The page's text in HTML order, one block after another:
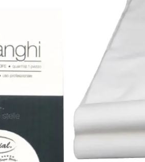
Cearceaf
Roial Italia
2,50 lei